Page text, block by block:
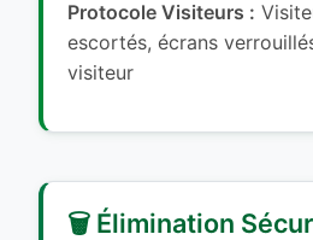
Protocole Visiteurs :
escortés, écrans
visiteur
🗑️ Élimination